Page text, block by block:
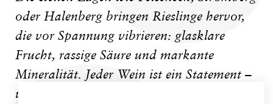
oder Halenberg bringen Rieslinge hervor,
die vor Spannung vibrieren: glasklare
Frucht, rassige Säure und markante
Mineralität. Jeder Wein ist ein Statement –
wild in der Herkunft, präzise im Ausbau,